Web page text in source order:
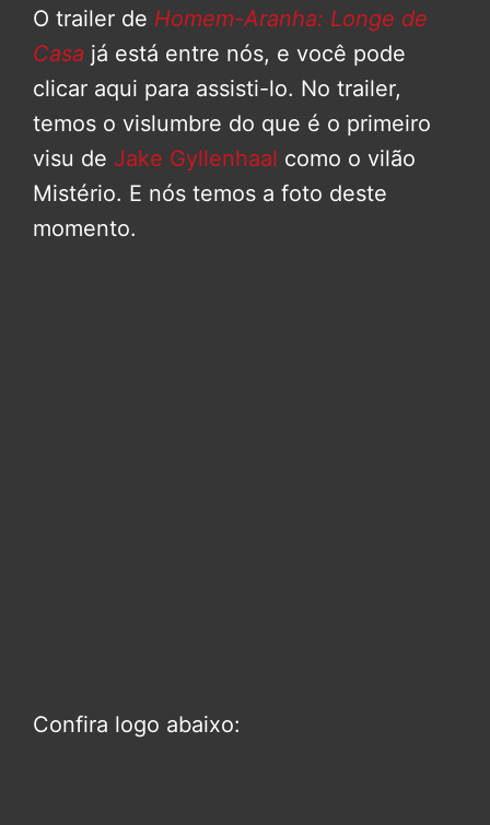
O trailer de Homem-Aranha: Longe de
Casa já está entre nós, e você pode
clicar aqui para assisti-lo. No trailer,
temos o vislumbre do que é o primeiro
visu de Jake Gyllenhaal como o vilão
Mistério. E nós temos a foto deste
momento.
Confira logo abaixo: